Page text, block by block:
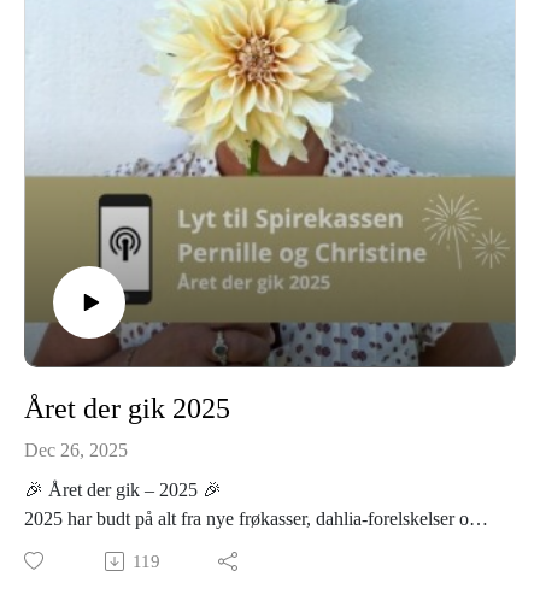
bivenlig sammensætning, der skaber liv i haven og glæder
både øjne og bestøvere.
Glæd dig til snak om:✨ lang blomstring✨ plukning med god
samvittighed✨ og hvordan du får en smuk dahliahave uden at
skulle vælge sorter selv
🎧 Lyt med – og lad dig inspirere til en sommer fuld af
blomster og summen af liv. Se vores dahliakasser
Året der gik 2025
Dec 26, 2025
🎉 Året der gik – 2025 🎉
2025 har budt på alt fra nye frøkasser, dahlia-forelskelser og
bivokscreme-babyer til TV-besøg, åbne frøhandler og store
snakke om værdier, fællesskab og vækst – både i jorden og i
119